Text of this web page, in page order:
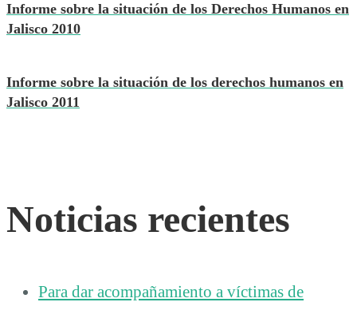
Informe sobre la situación de los Derechos Humanos en
Jalisco 2010
Informe sobre la situación de los derechos humanos en
Jalisco 2011
Noticias recientes
Para dar acompañamiento a víctimas de